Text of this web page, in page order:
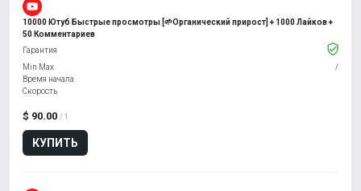
10000 Ютуб Быстрые просмотры [🌱Органический прирост] + 1000 Лайков +
50 Комментариев
$ 90.00 / 1
КУПИТЬ
Гарантия
Min Max
/
Время начала
Скорость